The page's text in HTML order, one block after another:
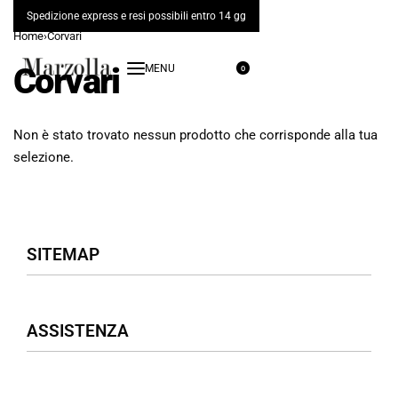
Spedizione express e resi possibili entro 14 gg
0
Home›Corvari
Corvari
Non è stato trovato nessun prodotto che corrisponde alla tua
selezione.
SITEMAP
Donna
ASSISTENZA